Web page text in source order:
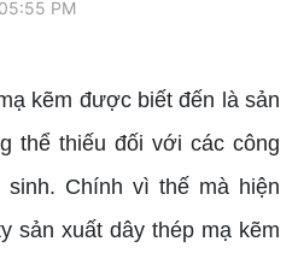
PM
kẽm được biết đến là sản
thể thiếu đối với các công
Chính vì thế mà hiện
sản xuất dây thép mạ kẽm